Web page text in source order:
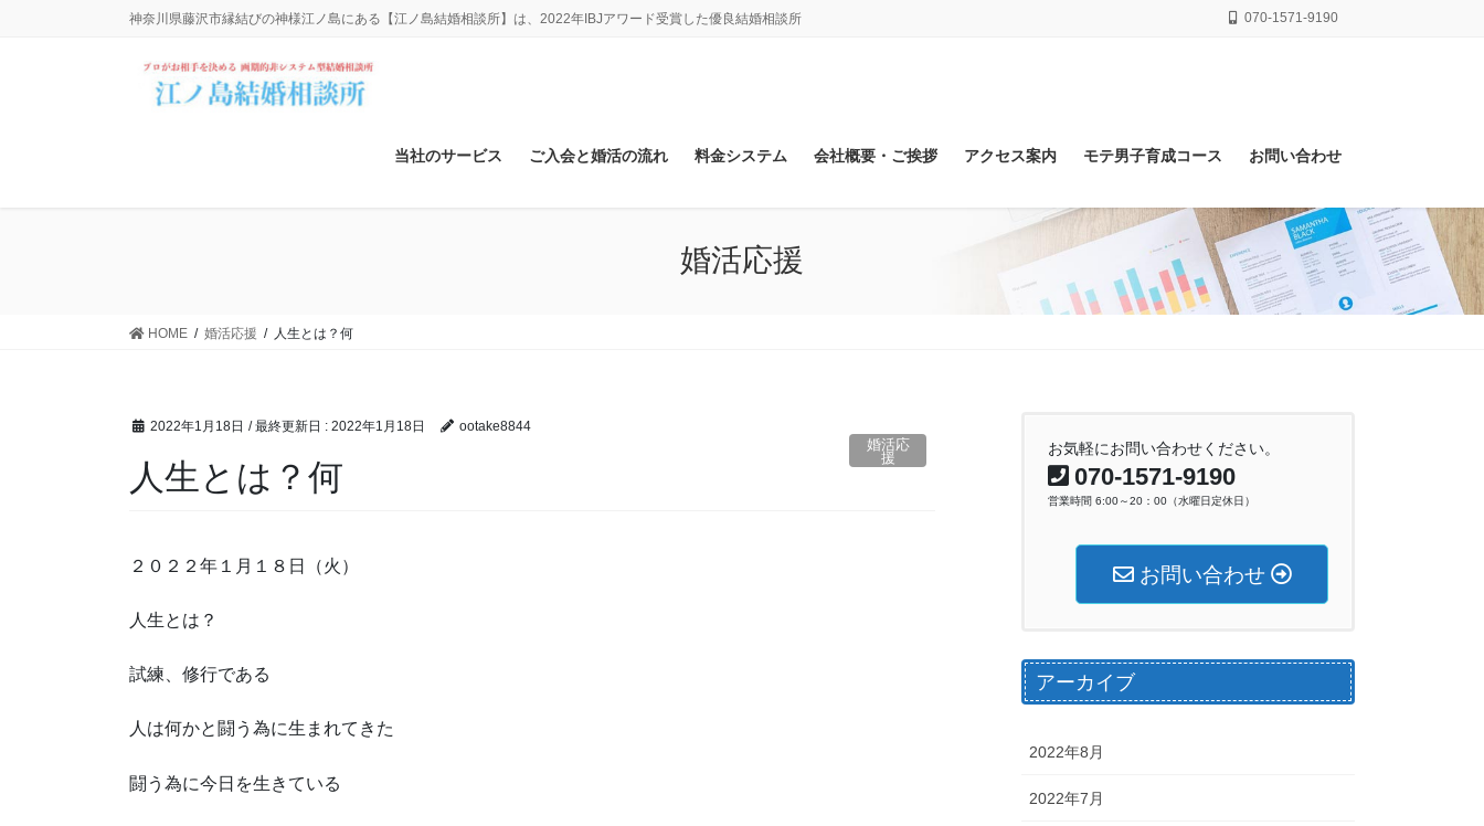
神奈川県藤沢市縁結びの神様江ノ島にある【江ノ島結婚相談所】は、2022年IBJアワード受賞した優良結婚相談所 070-1571-9190
当社のサービス ご入会と婚活の流れ 料金システム 会社概要・ご挨拶 アクセス案内 モテ男子育成コース お問い合わせ
婚活応援
HOME 婚活応援 人生とは？何
2022年1月18日 / 最終更新日 : 2022年1月18日 ootake8844
婚活応
援
人生とは？何
２０２２年１月１８日（火）
人生とは？
試練、修行である
人は何かと闘う為に生まれてきた
闘う為に今日を生きている
お気軽にお問い合わせください。
070-1571-9190
営業時間 6:00～20：00（水曜日定休日）
お問い合わせ
アーカイブ
2022年8月
2022年7月